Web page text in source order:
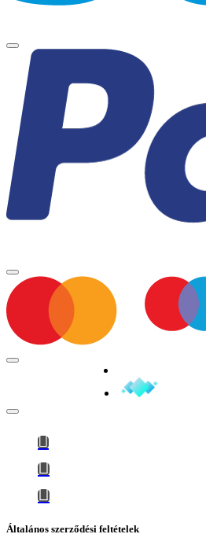
Általános szerződési feltételek